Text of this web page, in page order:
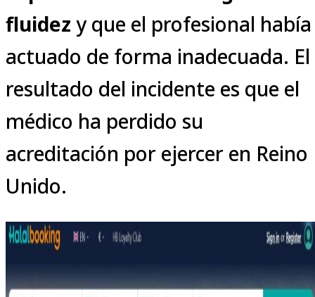
fluidez y que el profesional había
actuado de forma inadecuada. El
resultado del incidente es que el
médico ha perdido su
acreditación por ejercer en Reino
Unido.